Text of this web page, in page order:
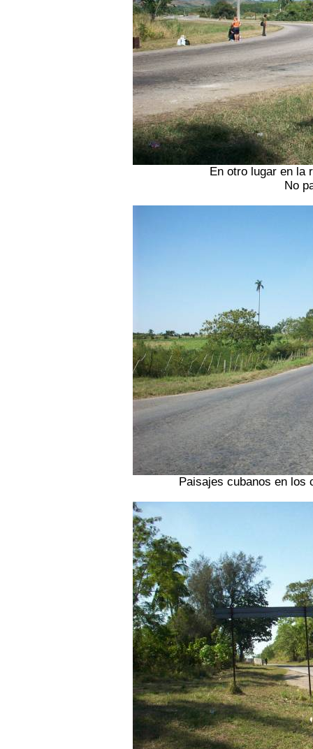
En otro lugar en la
No
Paisajes cubanos en los